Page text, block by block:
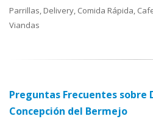
Parrillas, Delivery, Comida Rápida,
Viandas
Preguntas Frecuentes sobre
Concepción del Bermejo